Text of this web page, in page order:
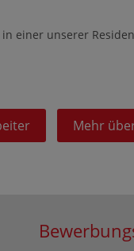
einer unserer
Mehr